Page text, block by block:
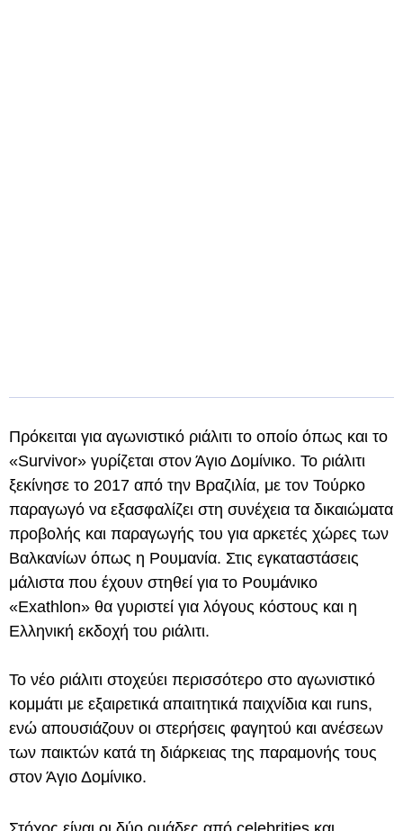
Πρόκειται για αγωνιστικό ριάλιτι το οποίο όπως και το
«Survivor» γυρίζεται στον Άγιο Δομίνικο. Το ριάλιτι
ξεκίνησε το 2017 από την Βραζιλία, με τον Τούρκο
παραγωγό να εξασφαλίζει στη συνέχεια τα δικαιώματα
προβολής και παραγωγής του για αρκετές χώρες των
Βαλκανίων όπως η Ρουμανία. Στις εγκαταστάσεις
μάλιστα που έχουν στηθεί για το Ρουμάνικο
«Exathlon» θα γυριστεί για λόγους κόστους και η
Ελληνική εκδοχή του ριάλιτι.
Το νέο ριάλιτι στοχεύει περισσότερο στο αγωνιστικό
κομμάτι με εξαιρετικά απαιτητικά παιχνίδια και runs,
ενώ απουσιάζουν οι στερήσεις φαγητού και ανέσεων
των παικτών κατά τη διάρκειας της παραμονής τους
στον Άγιο Δομίνικο.